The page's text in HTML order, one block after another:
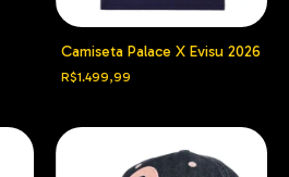
Camiseta Palace X Evisu 2026
R$1.499,99